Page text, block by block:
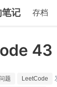
记 存档
题 LeetCode